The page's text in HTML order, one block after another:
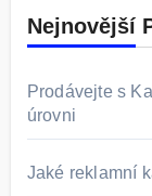
Nejnovější
Prodávejte s
úrovni
Jaké reklamní